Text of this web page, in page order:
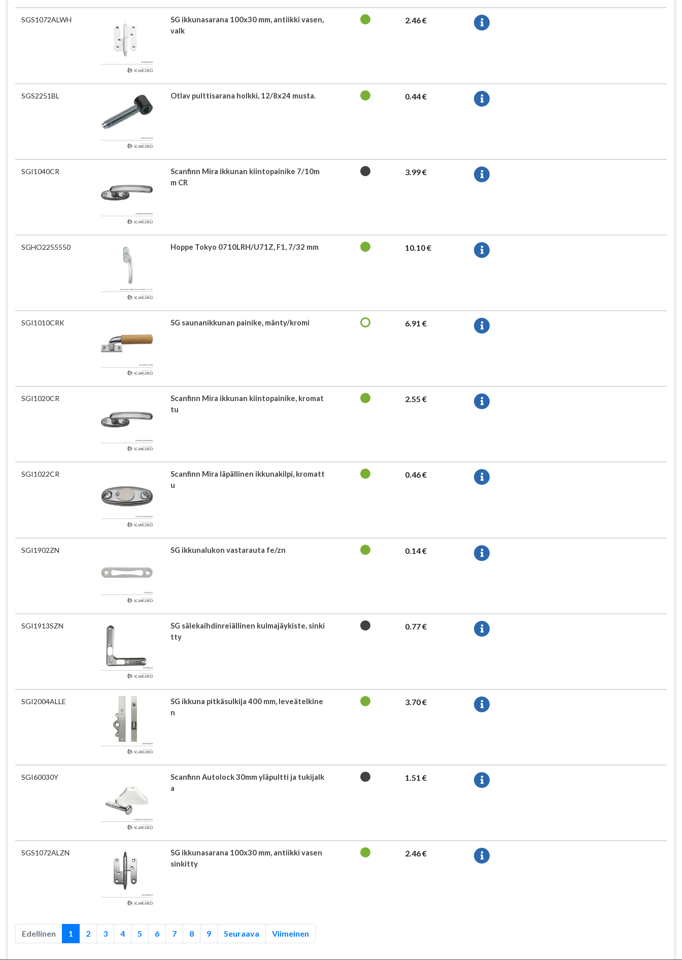
SGS1072ALWH
SG ikkunasarana 100x30 mm, antiikki vasen,
valk
2.46 €
SGS2251BL Otlav pulttisarana holkki, 12/8x24 musta. 0.44 €
SGI1040CR
Scanfinn Mira ikkunan kiintopainike 7/10m
m CR
3.99 €
SGHO2255550 Hoppe Tokyo 0710LRH/U71Z, F1, 7/32 mm 10.10 €
SGI1010CRK SG saunanikkunan painike, mänty/kromi 6.91 €
SGI1020CR
Scanfinn Mira ikkunan kiintopainike, kromat
tu
2.55 €
SGI1022CR
Scanfinn Mira läpällinen ikkunakilpi, kromatt
u
0.46 €
SGI1902ZN SG ikkunalukon vastarauta fe/zn 0.14 €
SGI1913SZN
SG sälekaihdinreiällinen kulmajäykiste, sinki
tty
0.77 €
SGI2004ALLE
SG ikkuna pitkäsulkija 400 mm, leveätelkine
n
3.70 €
SGI60030Y
Scanfinn Autolock 30mm yläpultti ja tukijalk
a
1.51 €
SGS1072ALZN
SG ikkunasarana 100x30 mm, antiikki vasen
sinkitty
2.46 €
Edellinen 1 2 3 4 5 6 7 8 9 Seuraava Viimeinen